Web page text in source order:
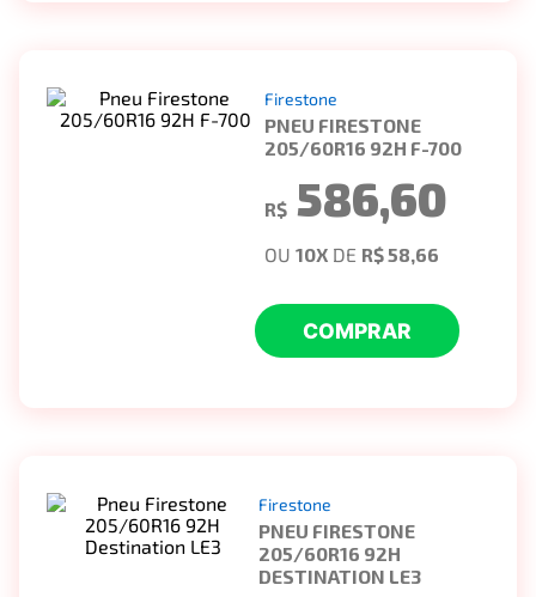
Firestone
PNEU FIRESTONE
205/60R16 92H F-700
R$ 586,60
OU 10XDE R$ 58,66
COMPRAR
Firestone
PNEU FIRESTONE
205/60R16 92H
DESTINATION LE3